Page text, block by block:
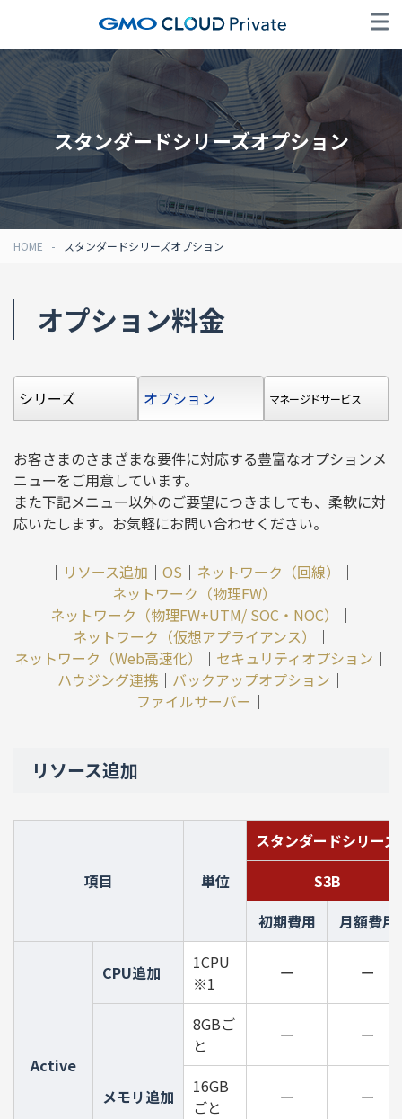
スタンダードシリーズオプション
HOME スタンダードシリーズオプション
オプション料金
シリーズ オプション マネージドサービス
お客さまのさまざまな要件に対応する豊富なオプションメ
ニューをご用意しています。
また下記メニュー以外のご要望につきましても、柔軟に対
応いたします。お気軽にお問い合わせください。
｜ リソース追加 ｜ OS ｜ ネットワーク（回線）
｜
ネットワーク（物理FW）
｜
ネットワーク（物理FW+UTM/ SOC・NOC）
｜
ネットワーク（仮想アプライアンス）
｜
ネットワーク（Web高速化）
｜ セキュリティオプション ｜
ハウジング連携 ｜ バックアップオプション ｜
ファイルサーバー ｜
リソース追加
項目 単位
スタンダードシリーズ
S3B
初期費用
月額費用
Active
CPU追加
1CPU
※1
ー ー
メモリ追加
8GBご
と
ー ー
16GB
ごと
ー ー